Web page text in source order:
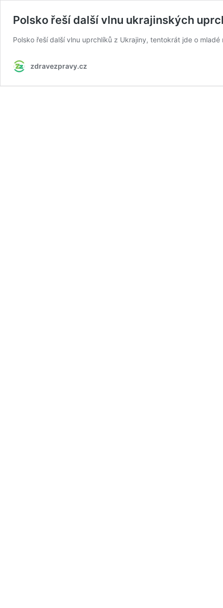
Polsko řeší další vlnu ukrajinských
Polsko řeší další vlnu uprchlíků z Ukrajiny, tentokrát jde o
zdravezpravy.cz